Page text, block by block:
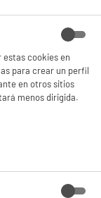
Full HD 4GB 64GB
cookies en
para crear un perfil
en otros sitios
menos dirigida.